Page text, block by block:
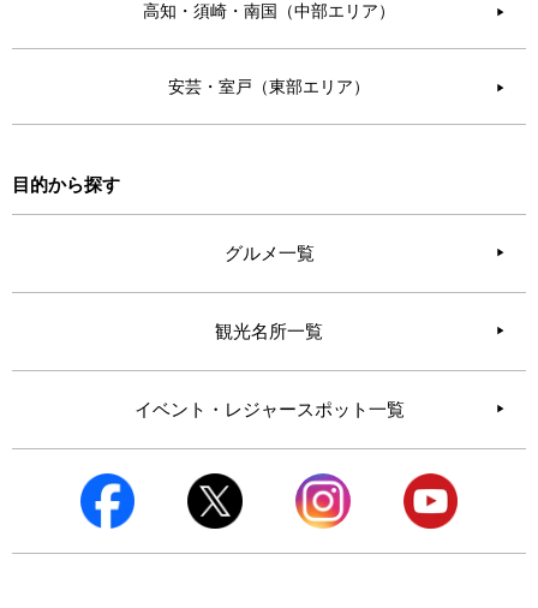
高知・須崎・南国（中部エリア） ▶︎
安芸・室戸（東部エリア） ▶︎
目的から探す
グルメ一覧
観光名所一覧
イベント・レジャースポット一覧